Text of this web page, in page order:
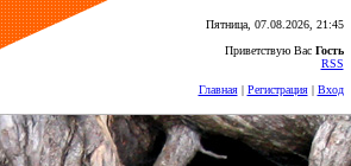
Пятница, 07.08.2026, 21:45
Приветствую Вас Гость
RSS
Главная| Регистрация| Вход